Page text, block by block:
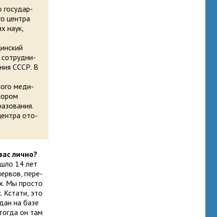
госу­дар­
цен­тра
наук,
сотруд­ни­
СССР. В
меди­
ото­
лично?
14 лет
пере­
Мы про­сто
Кстати, это
на базе
он там